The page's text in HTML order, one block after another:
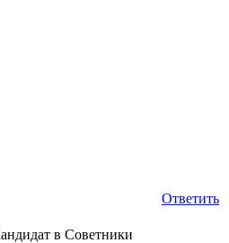
Ответить
в Советники